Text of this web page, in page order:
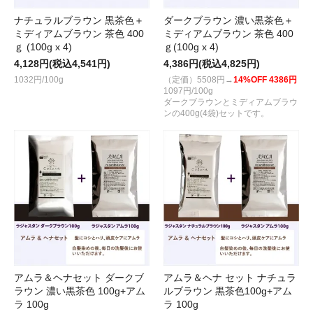
ナチュラルブラウン 黒茶色＋
ミディアムブラウン 茶色 400
ｇ (100g x 4)
4,128円(税込4,541円)
1032円/100g
ダークブラウン 濃い黒茶色＋
ミディアムブラウン 茶色 400
ｇ(100g x 4)
4,386円(税込4,825円)
（定価）5508円→14%OFF 4386円
1097円/100g
ダークブラウンとミディアムブラウ
ンの400g(4袋)セットです。
アムラ＆ヘナセット ダークブ
ラウン 濃い黒茶色 100g+アム
ラ 100g
アムラ＆ヘナ セット ナチュラ
ルブラウン 黒茶色100g+アム
ラ 100g